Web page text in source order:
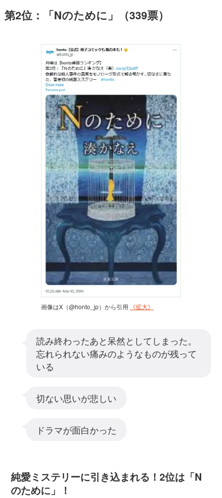
第2位：「Nのために」（339票）
画像はX（@honto_jp）から引用 《拡大》
読み終わったあと呆然としてしまった。
忘れられない痛みのようなものが残って
いる
切ない思いが悲しい
ドラマが面白かった
純愛ミステリーに引き込まれる！2位は「N
のために」！